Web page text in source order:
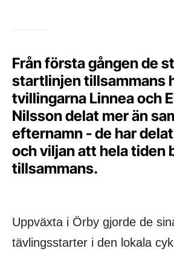
Från första gången de
startlinjen tillsammans
tvillingarna Linnea och
Nilsson delat mer än
efternamn - de har
och viljan att hela tiden
tillsammans.
Uppväxta i Örby gjorde de
tävlingsstarter i den lokala